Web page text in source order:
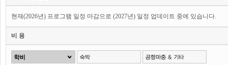
현재(2026년) 프로그램 일정 마감으로 (2027년) 일정 업데이트 중에 있습니다.
비 용